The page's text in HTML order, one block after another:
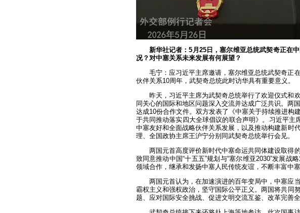
新华社记者：5月25日，塞尔维亚总统武契奇正在
况？对中塞关系未来发展有何展望？
毛宁：应习近平主席邀请，塞尔维亚总统武契奇正
伙伴关系10周年，武契奇总统此时访华具有重要意义。
昨天，习近平主席为武契奇总统举行了欢迎仪式和
同关心的国际和地区问题深入交流并达成广泛共识。两
达成10份合作文件。双方发表了《中塞关于持续推进构
于共同推动落实四大全球倡议的联合声明》。习近平主
中塞友好和全面战略伙伴关系发展，以及推动构建新时
理、全国政协主席王沪宁分别同武契奇总统举行会见。
两国元首高度评价新时代中塞命运共同体建设取得
致同意推动中国“十五五”规划与“塞尔维亚2030”发展
领域合作，继承和发扬中塞人民传统友谊，不断丰富中
两国元首认为，在加速演进的百年变局中，中塞应
霸权主义和强权政治，坚守国际公平正义。两国将共同
题、应对国际安全挑战、促进文明交流互鉴、改革完善